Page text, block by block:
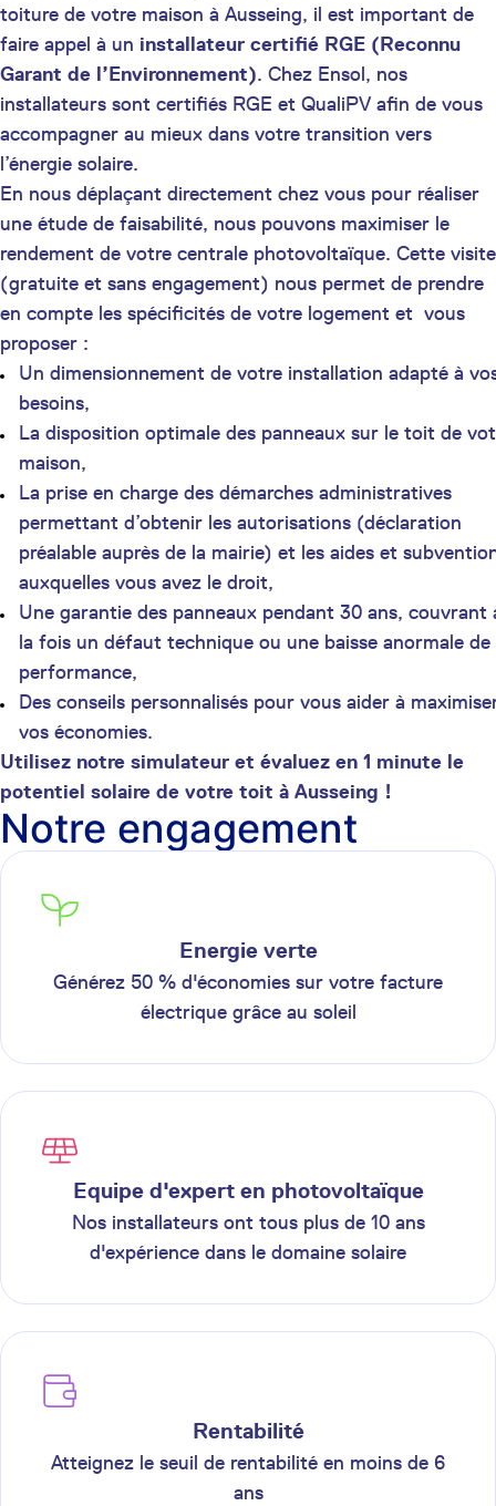
toiture de votre maison à Ausseing, il est important de
faire appel à un installateur certifié RGE (Reconnu
Garant de l’Environnement). Chez Ensol, nos
installateurs sont certifiés RGE et QualiPV afin de vous
accompagner au mieux dans votre transition vers
l’énergie solaire.
En nous déplaçant directement chez vous pour réaliser
une étude de faisabilité, nous pouvons maximiser le
rendement de votre centrale photovoltaïque. Cette visite
(gratuite et sans engagement) nous permet de prendre
en compte les spécificités de votre logement et vous
proposer :
Un dimensionnement de votre installation adapté à
besoins,
La disposition optimale des panneaux sur le toit de
maison,
La prise en charge des démarches administratives
permettant d’obtenir les autorisations (déclaration
préalable auprès de la mairie) et les aides et
auxquelles vous avez le droit,
Une garantie des panneaux pendant 30 ans, couvrant
la fois un défaut technique ou une baisse anormale de
performance,
Des conseils personnalisés pour vous aider à
vos économies.
Utilisez notre simulateur et évaluez en 1 minute le
potentiel solaire de votre toit à Ausseing !
Notre engagement
Energie verte
Générez 50 % d'économies sur votre facture
électrique grâce au soleil
Equipe d'expert en photovoltaïque
Nos installateurs ont tous plus de 10 ans
d'expérience dans le domaine solaire
Rentabilité
Atteignez le seuil de rentabilité en moins de 6
ans